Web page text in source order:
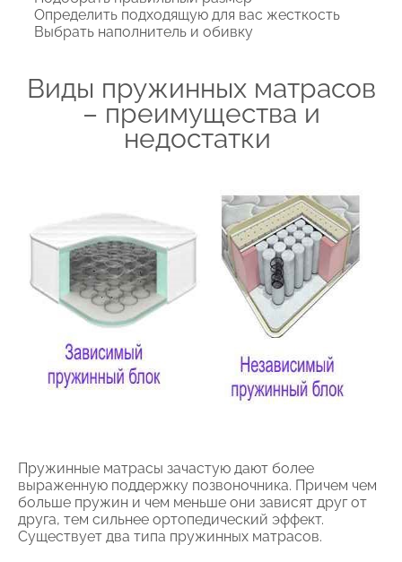
Определить подходящую для вас жесткость
Выбрать наполнитель и обивку
Виды пружинных матрасов
– преимущества и
недостатки
Пружинные матрасы зачастую дают более
выраженную поддержку позвоночника. Причем чем
больше пружин и чем меньше они зависят друг от
друга, тем сильнее ортопедический эффект.
Существует два типа пружинных матрасов.